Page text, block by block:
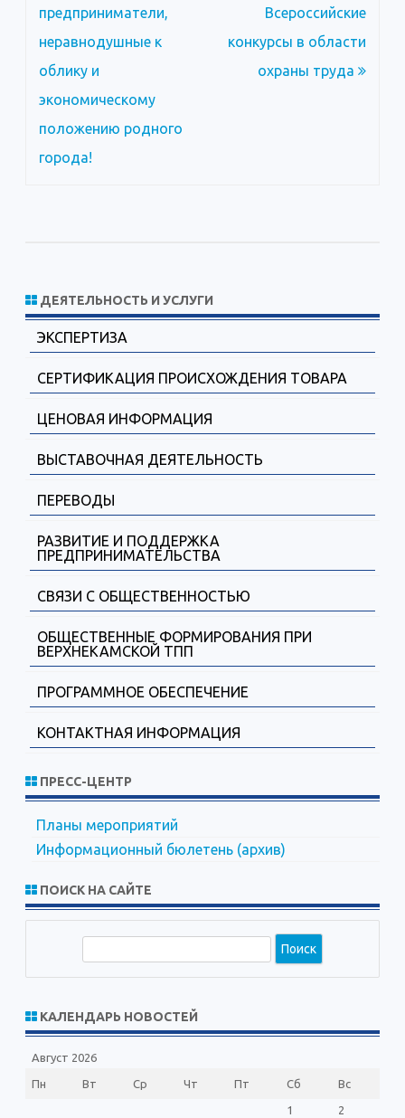
по
записям
предприниматели,
неравнодушные к
облику и
экономическому
положению родного
города!
Всероссийские
конкурсы в области
охраны труда
ДЕЯТЕЛЬНОСТЬ И УСЛУГИ
ЭКСПЕРТИЗА
СЕРТИФИКАЦИЯ ПРОИСХОЖДЕНИЯ ТОВАРА
ЦЕНОВАЯ ИНФОРМАЦИЯ
ВЫСТАВОЧНАЯ ДЕЯТЕЛЬНОСТЬ
ПЕРЕВОДЫ
РАЗВИТИЕ И ПОДДЕРЖКА
ПРЕДПРИНИМАТЕЛЬСТВА
СВЯЗИ С ОБЩЕСТВЕННОСТЬЮ
ОБЩЕСТВЕННЫЕ ФОРМИРОВАНИЯ ПРИ
ВЕРХНЕКАМСКОЙ ТПП
ПРОГРАММНОЕ ОБЕСПЕЧЕНИЕ
КОНТАКТНАЯ ИНФОРМАЦИЯ
ПРЕСС-ЦЕНТР
Планы мероприятий
Информационный бюлетень (архив)
ПОИСК НА САЙТЕ
с
к
КАЛЕНДАРЬ НОВОСТЕЙ
Август 2026
Пн Вт Ср Чт Пт Сб Вс
1
2